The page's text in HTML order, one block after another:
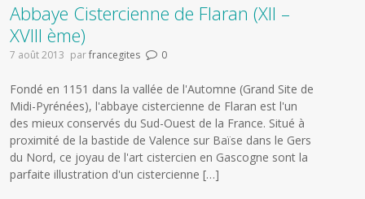
Abbaye Cistercienne de Flaran (XII –
XVIII ème)
7 août 2013 parfrancegites 0
Fondé en 1151 dans la vallée de l'Automne (Grand Site de
Midi-Pyrénées), l'abbaye cistercienne de Flaran est l'un
des mieux conservés du Sud-Ouest de la France. Situé à
proximité de la bastide de Valence sur Baïse dans le Gers
du Nord, ce joyau de l'art cistercien en Gascogne sont la
parfaite illustration d'un cistercienne […]